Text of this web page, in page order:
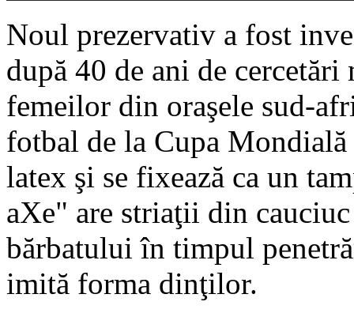
Noul prezervativ a fost
după 40 de ani de
femeilor din oraşele sud-
fotbal de la Cupa
latex şi se fixează ca un
aXe" are striaţii din cauciuc
bărbatului în timpul
imită forma dinţilor.